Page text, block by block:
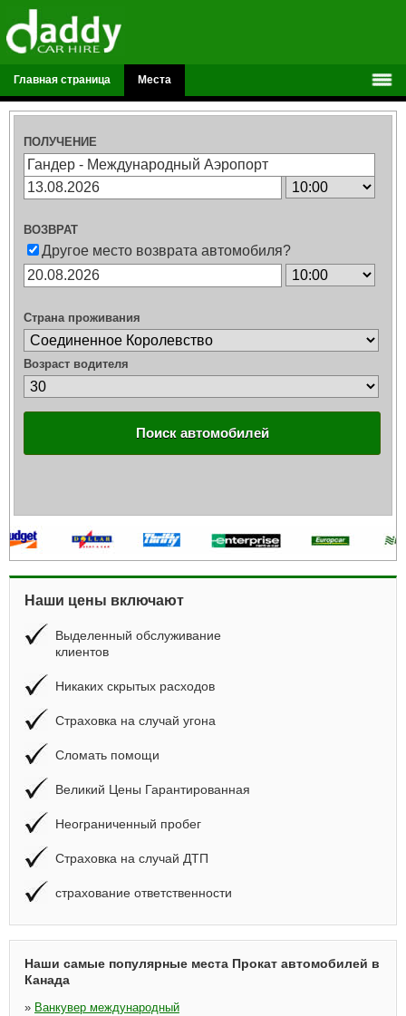
Главная страница Места
ПОЛУЧЕНИЕ
ВОЗВРАТ
Другое место возврата автомобиля?
Страна проживания
Возраст водителя
Поиск автомобилей
Наши цены включают
Выделенный обслуживание
клиентов
Никаких скрытых расходов
Страховка на случай угона
Сломать помощи
Великий Цены Гарантированная
Неограниченный пробег
Страховка на случай ДТП
страхование ответственности
Наши самые популярные места Прокат автомобилей в
Канада
» Ванкувер международный